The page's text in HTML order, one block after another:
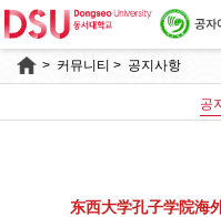
> 커뮤니티 > 공지사항
공
东西大学孔子学院海